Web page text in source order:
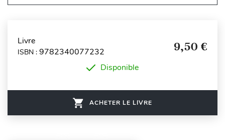
Livre
ISBN : 9782340077232 9,50 €
Disponible
ACHETER LE LIVRE